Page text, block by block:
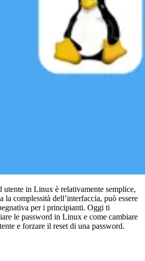
utente in Linux è relativamente semplice,
la complessità dell’interfaccia, può essere
per i principianti. Oggi ti
le password in Linux e come cambiare
e forzare il reset di una password.